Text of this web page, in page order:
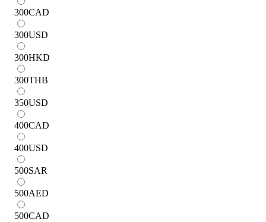
300CAD
300USD
300HKD
300THB
350USD
400CAD
400USD
500SAR
500AED
500CAD